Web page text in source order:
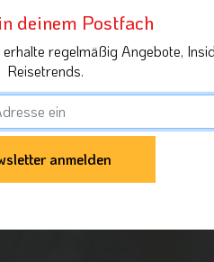
deinem Postfach
regelmäßig Angebote,
Reisetrends.